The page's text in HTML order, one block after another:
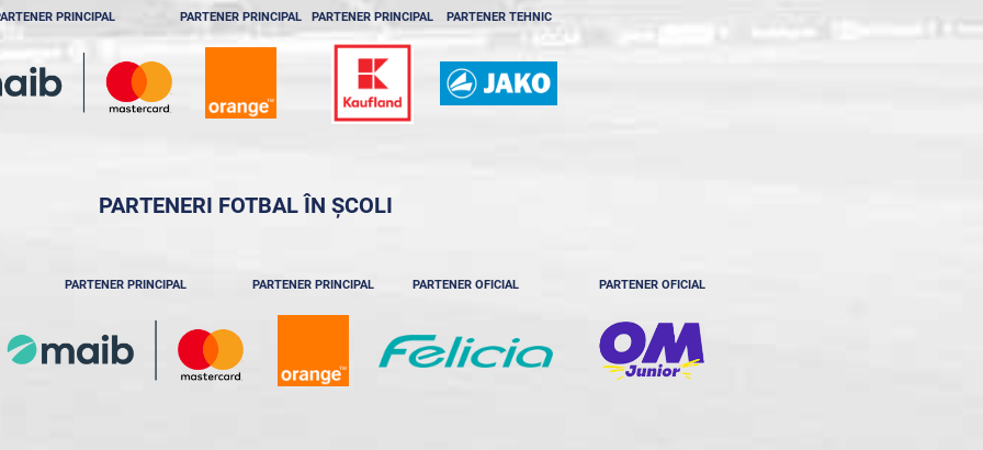
PRINCIPAL PARTENER PRINCIPAL PARTENER PRINCIPAL PARTENER TEHNIC
PARTENERI FOTBAL ÎN ȘCOLI
PARTENER PRINCIPAL PARTENER PRINCIPAL PARTENER OFICIAL PARTENER OFICIAL